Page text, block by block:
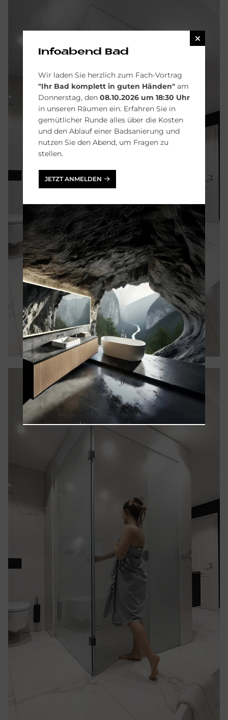
Infoabend Bad
Wir laden Sie herzlich zum Fach-Vortrag
"Ihr Bad komplett in guten Händen"am
Donnerstag, den 08.10.2026 um 18:30 Uhr
in unseren Räumen ein. Erfahren Sie in
gemütlicher Runde alles über die Kosten
und den Ablauf einer Badsanierung und
nutzen Sie den Abend, um Fragen zu
stellen.
JETZT ANMELDEN